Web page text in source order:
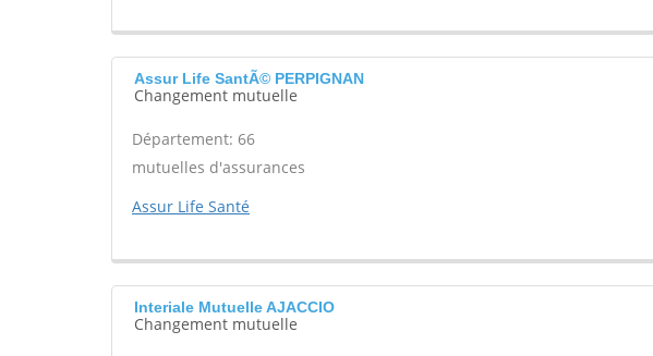
Assur Life SantÃ© PERPIGNAN
Changement mutuelle
Département: 66
mutuelles d'assurances
Assur Life Santé
Interiale Mutuelle AJACCIO
Changement mutuelle